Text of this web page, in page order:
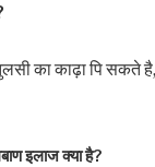
का काढ़ा पि सकते
इलाज क्या है?